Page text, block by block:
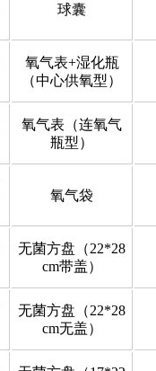
球囊
氧气表+湿化瓶
（中心供氧型）
氧气表（连氧气
瓶型）
氧气袋
无菌方盘（22*28
cm带盖）
无菌方盘（22*28
cm无盖）